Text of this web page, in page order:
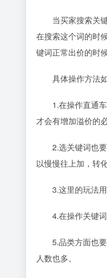
当买家搜索关
在搜索这个词的时
键词正常出价的时
具体操作方法
1.在操作直通
才会有增加溢价的
2.选关键词也
以慢慢往上加，转
3.这里的玩法
4.在操作关键
5.品类方面也
人数也多。